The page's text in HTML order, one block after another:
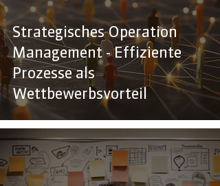
Strategisches Operation
Management - Effiziente
Prozesse als
Wettbewerbsvorteil